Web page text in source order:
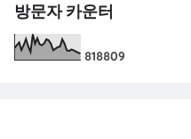
방문자 카운터
818809